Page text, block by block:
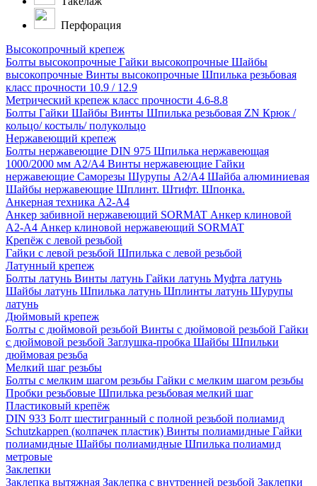
Перфорация
Высокопрочный крепеж
Болты высокопрочные Гайки высокопрочные Шайбы
высокопрочные Винты высокопрочные Шпилька резьбовая
класс прочности 10.9 / 12.9
Метрический крепеж класс прочности 4.6-8.8
Болты Гайки Шайбы Винты Шпилька резьбовая ZN Крюк /
кольцо/ костыль/ полукольцо
Нержавеющий крепеж
Болты нержавеющие DIN 975 Шпилька нержавеющая
1000/2000 мм А2/А4 Винты нержавеющие Гайки
нержавеющие Саморезы Шурупы А2/А4 Шайба алюминиевая
Шайбы нержавеющие Шплинт. Штифт. Шпонка.
Анкерная техника А2-А4
Анкер забивной нержавеющий SORMAT Анкер клиновой
A2-A4 Анкер клиновой нержавеющий SORMAT
Крепёж с левой резьбой
Гайки с левой резьбой Шпилька с левой резьбой
Латунный крепеж
Болты латунь Винты латунь Гайки латунь Муфта латунь
Шайбы латунь Шпилька латунь Шплинты латунь Шурупы
латунь
Дюймовый крепеж
Болты с дюймовой резьбой Винты с дюймовой резьбой Гайки
с дюймовой резьбой Заглушка-пробка Шайбы Шпильки
дюймовая резьба
Мелкий шаг резьбы
Болты с мелким шагом резьбы Гайки с мелким шагом резьбы
Пробки резьбовые Шпилька резьбовая мелкий шаг
Пластиковый крепёж
DIN 933 Болт шестигранный с полной резьбой полиамид
Schutzkappen (колпачек пластик) Винты полиамидные Гайки
полиамидные Шайбы полиамидные Шпилька полиамид
метровые
Заклепки
Заклепка вытяжная Заклепка с внутренней резьбой Заклепки